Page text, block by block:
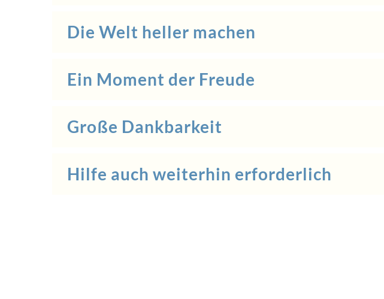
Die Welt heller machen
Ein Moment der Freude
Große Dankbarkeit
Hilfe auch weiterhin erforderlich